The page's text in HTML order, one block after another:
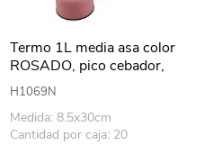
Termo 1L media asa color
ROSADO, pico cebador,
base antideslizante, Berlina
H1069N
Medida: 8.5x30cm
Cantidad por caja: 20